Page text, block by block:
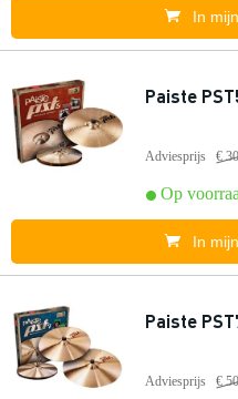
In
Paiste
Adviesprijs €
Op
In
Paiste
Adviesprijs €